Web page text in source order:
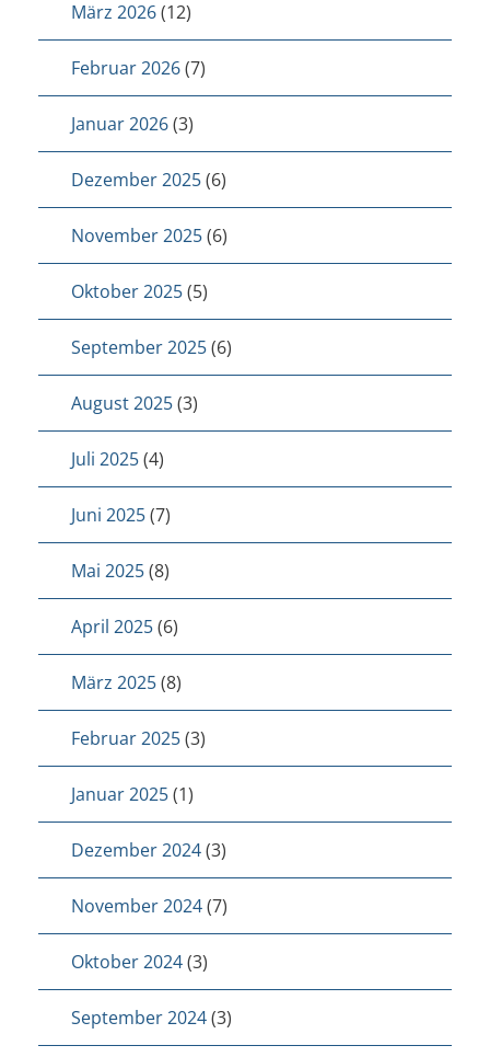
März 2026(12)
Februar 2026(7)
Januar 2026(3)
Dezember 2025(6)
November 2025(6)
Oktober 2025(5)
September 2025(6)
August 2025(3)
Juli 2025(4)
Juni 2025(7)
Mai 2025(8)
April 2025(6)
März 2025(8)
Februar 2025(3)
Januar 2025(1)
Dezember 2024(3)
November 2024(7)
Oktober 2024(3)
September 2024(3)